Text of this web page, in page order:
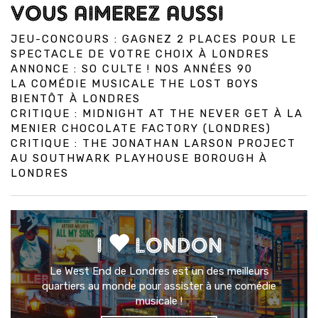
VOUS AIMEREZ AUSSI
JEU-CONCOURS : GAGNEZ 2 PLACES POUR LE
SPECTACLE DE VOTRE CHOIX À LONDRES
ANNONCE : SO CULTE ! NOS ANNÉES 90
LA COMÉDIE MUSICALE THE LOST BOYS
BIENTÔT À LONDRES
CRITIQUE : MIDNIGHT AT THE NEVER GET À LA
MENIER CHOCOLATE FACTORY (LONDRES)
CRITIQUE : THE JONATHAN LARSON PROJECT
AU SOUTHWARK PLAYHOUSE BOROUGH À
LONDRES
I LONDON
Le West End de Londres est un des meilleurs
quartiers au monde pour assister à une comédie
musicale !